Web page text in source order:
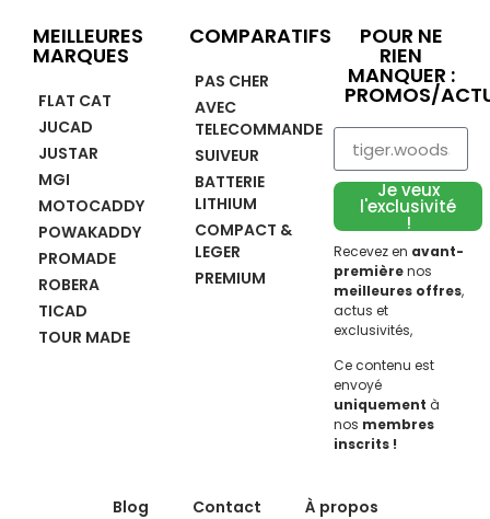
MEILLEURES
MARQUES
FLAT CAT
JUCAD
JUSTAR
MGI
MOTOCADDY
POWAKADDY
PROMADE
ROBERA
TICAD
TOUR MADE
COMPARATIFS
PAS CHER
AVEC
TELECOMMANDE
SUIVEUR
BATTERIE
LITHIUM
COMPACT &
LEGER
PREMIUM
POUR NE
RIEN
MANQUER :
PROMOS/
Je veux
l'exclusivité
!
Recevez en avant-
premièrenos
meilleures offres,
actus et
exclusivités,
Ce contenu est
envoyé
uniquement à
nos membres
inscrits !
Blog Contact À propos